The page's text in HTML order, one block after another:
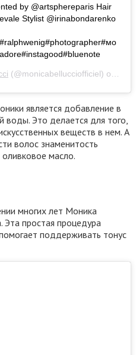
by @artsphereparis Hair
Stylist @irinabondarenko
(@monicabellucciofficiel) on
является добавление в
Это делается для того,
веществ в нем. А
волос знаменитость
масло.
многих лет Моника
Эта простая процедура
поддерживать тонус